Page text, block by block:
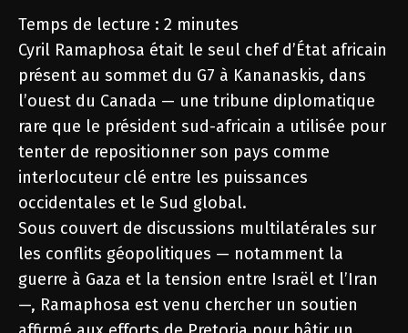
Temps de lecture : 2 minutes
Cyril Ramaphosa était le seul chef d’État africain
présent au sommet du G7 à Kananaskis, dans
l’ouest du Canada — une tribune diplomatique
rare que le président sud-africain a utilisée pour
tenter de repositionner son pays comme
interlocuteur clé entre les puissances
occidentales et le Sud global.
Sous couvert de discussions multilatérales sur
les conflits géopolitiques — notamment la
guerre à Gaza et la tension entre Israël et l’Iran
—, Ramaphosa est venu chercher un soutien